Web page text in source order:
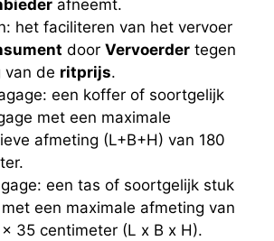
afneemt.
het faciliteren van het vervoer
door Vervoerder tegen
van de ritprijs.
een koffer of soortgelijk
met een maximale
afmeting (L+B+H) van 180
een tas of soortgelijk stuk
een maximale afmeting van
35 centimeter (L x B x H).